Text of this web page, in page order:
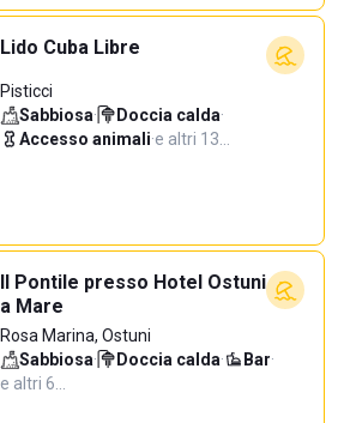
Lido Cuba Libre
Pisticci
Sabbiosa· Doccia calda·
Accesso animali·e altri 13…
Il Pontile presso Hotel Ostuni
a Mare
Rosa Marina, Ostuni
Sabbiosa· Doccia calda· Bar·
e altri 6…